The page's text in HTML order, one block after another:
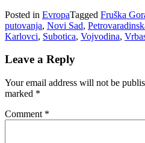
Posted in EvropaTagged Fruška
putovanja, Novi Sad,
Karlovci, Subotica, Vojvodina,
Leave a Reply
Your email address will not be
marked *
Comment *